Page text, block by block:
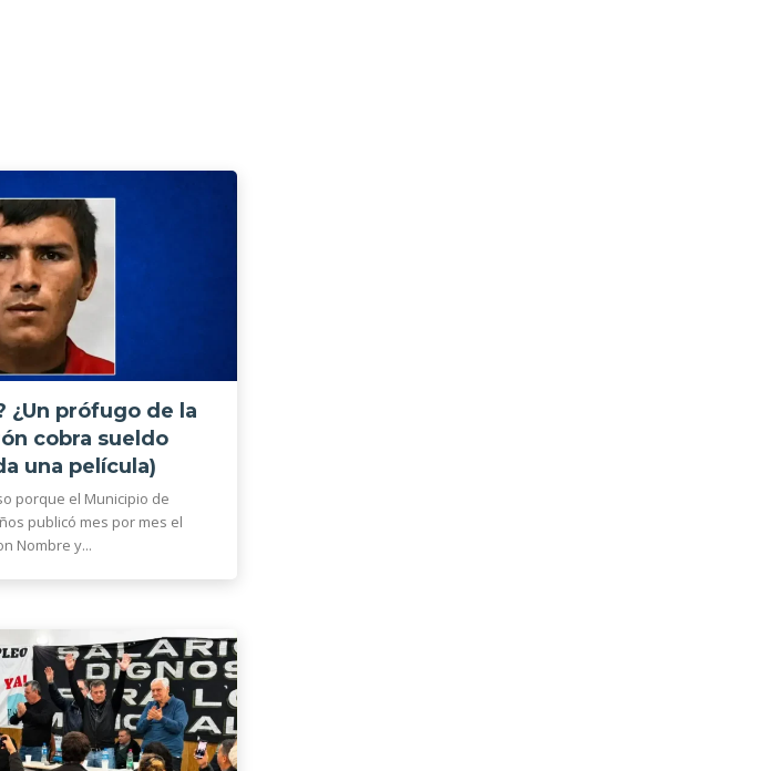
¿Un prófugo de la
cobra sueldo
una película)
porque el Municipio de
publicó mes por mes el
Nombre y...